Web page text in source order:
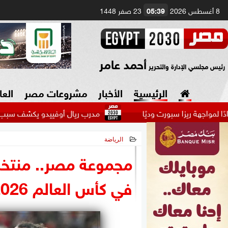
8 أغسطس 2026 05:39 23 صفر 1448
رئيس مجلسي الإدارة والتحرير أحمد عامر
الرئيسية الأخبار
الرئاسة
البرلمان
دين وفتاوى
مشروعات مصر
مدرب ريال أوفييدو يكشف سبب استبعاد سبورت وديًا
الرياضة
مجموعة مصر..
في كأس العالم 2026